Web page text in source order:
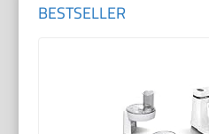
BESTSELLER